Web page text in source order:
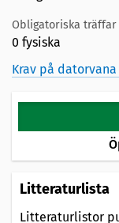
Obligatoriska träffar
0 fysiska
Krav på
Litteraturlista
Litteraturlistor